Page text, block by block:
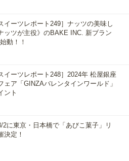
イーツレポート249］ナッツの美味し
ッツが主役》のBAKE INC. 新ブラン
動！！
イーツレポート248］2024年 松屋銀座
ェア「GINZAバレンタインワールド」
ント
に東京・日本橋で「あびこ菓子」リ
決定！